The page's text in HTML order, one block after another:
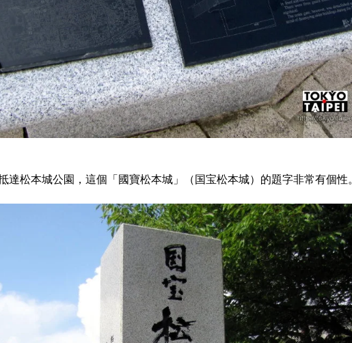
達松本城公園，這個「國寶松本城」（国宝松本城）的題字非常有個性。